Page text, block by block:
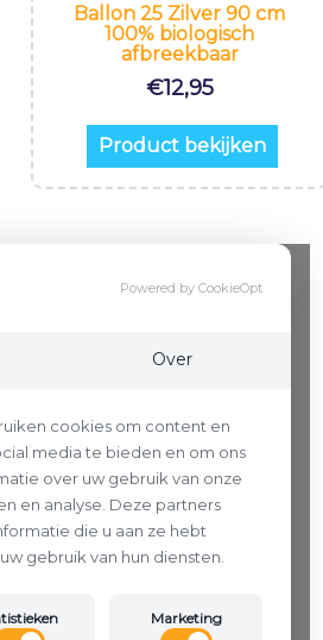
Ballon 25 Zilver 90 cm
100% biologisch
afbreekbaar
€12,95
Product bekijken
Powered by CookieOpt
Over
cookies om content en
media te bieden en om ons
over uw gebruik van onze
en analyse. Deze partners
die u aan ze hebt
gebruik van hun diensten.
Marketing